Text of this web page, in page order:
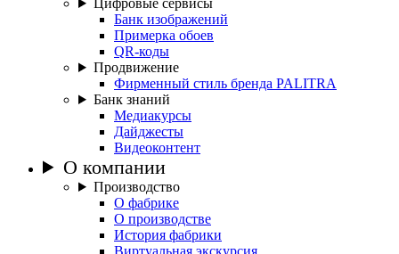
Цифровые сервисы
Банк изображений
Примерка обоев
QR-коды
Продвижение
Фирменный стиль бренда PALITRA
Банк знаний
Медиакурсы
Дайджесты
Видеоконтент
О компании
Производство
О фабрике
О производстве
История фабрики
Виртуальная экскурсия